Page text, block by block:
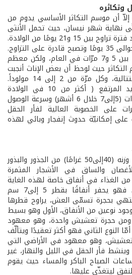
وتكاثره
إلاّ أن موسم التكاثر الأساسي يدوم من
نهاية شهر نيسان، حيث تحمل الأنثى
21 يومًا وتفطم مولودها بعد فترة تراوح بين 15 و21 يومًا من الولادة.
وتنضج المواليد جنسيًّا بعد حوالى 35 يومًا وتصبح قادرة على التزاوج.
يبلغ عدد الولادات للأنثى ما بين 5 و7 مرّات في العام، ولكن معظم
حيث لوحظ أن بعض الإناث أنجبت
6 مرّات خلال ستّة أشهر متتالية، وكل مرّة من 2 إلى 14 مولوداً.
ويعتبر متوسّط عدد المواليد المرتفع ( أكثر من 10 في الولادة
الواحدة) والعدد الكبير للولادات (5إلى7 خلال 6 أشهر) وسرعة الوصول
على الخصوبة العالية لفأر الحقل
على إمكانيّة حدوث إنفجار وبائي لهذه
يتغذّى فأر الحقل بما يعادل وزنه (40إلى50 غرامًا) من الجذور والبذور
والساق في الأشجار المثمرة
من الغذاء في أنفاق خاصة لهذه الغاية
بالقرب من جحره الأساسي. فهو يحفر أنفاقًا بقطر 5 إلى7 سم
بحجرة تسمّى العش، يراوح قطرها
وجود نوعين من الأنفاق، الأول وهو بسيط
3 إلى 4 مداخل ومن حجرة تعشيش واحدة، وهو معهود
النوع الثاني فهو أكثر تعقيدًا ويتألّف
وهو معهود في الأراضي التي
فأر الحقل في الليل والنهار، غير
الصباح الباكر والمساء حيث يقوم
ليتغذّى عليها.